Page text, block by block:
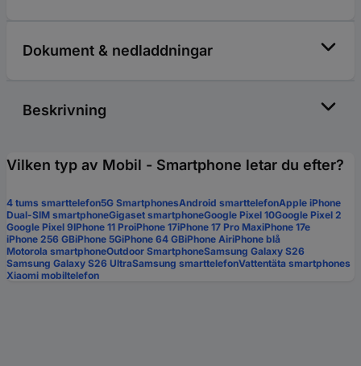
Dokument & nedladdningar
Beskrivning
Vilken typ av Mobil - Smartphone letar du efter?
4 tums smarttelefon5G SmartphonesAndroid smarttelefonApple iPhone
Dual-SIM smartphoneGigaset smartphoneGoogle Pixel 10Google Pixel 2
Google Pixel 9IPhone 11 ProiPhone 17iPhone 17 Pro MaxiPhone 17e
iPhone 256 GBiPhone 5GiPhone 64 GBiPhone AiriPhone blå
Motorola smartphoneOutdoor SmartphoneSamsung Galaxy S26
Samsung Galaxy S26 UltraSamsung smarttelefonVattentäta smartphones
Xiaomi mobiltelefon